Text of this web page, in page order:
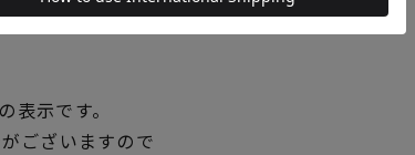
示です。
ございますので